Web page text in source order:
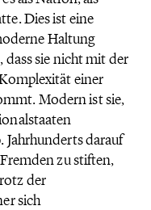
Dies ist eine
Haltung
sie nicht mit der
einer
Modern ist sie,
Jahrhunderts darauf
zu stiften,
der
sich